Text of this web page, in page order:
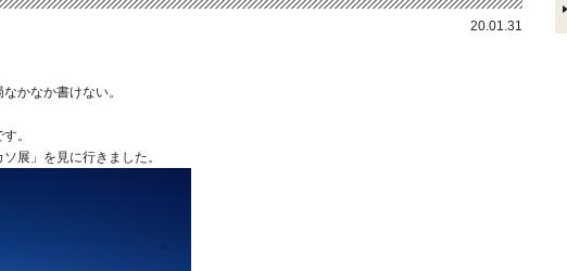
20.01.31
かなか書けない。
。
展」を見に行きました。